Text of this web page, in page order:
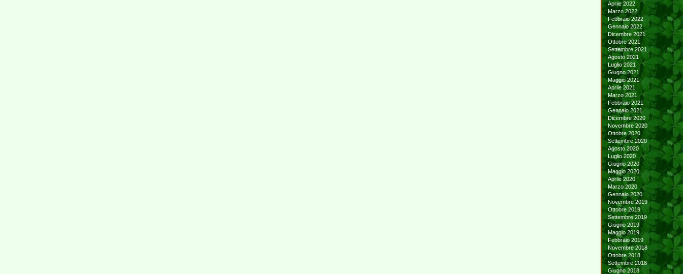
Aprile 2022
Marzo 2022
Febbraio 2022
Gennaio 2022
Dicembre 2021
Ottobre 2021
Settembre 2021
Agosto 2021
Luglio 2021
Giugno 2021
Maggio 2021
Aprile 2021
Marzo 2021
Febbraio 2021
Gennaio 2021
Dicembre 2020
Novembre 2020
Ottobre 2020
Settembre 2020
Agosto 2020
Luglio 2020
Giugno 2020
Maggio 2020
Aprile 2020
Marzo 2020
Gennaio 2020
Novembre 2019
Ottobre 2019
Settembre 2019
Giugno 2019
Maggio 2019
Febbraio 2019
Novembre 2018
Ottobre 2018
Settembre 2018
Giugno 2018